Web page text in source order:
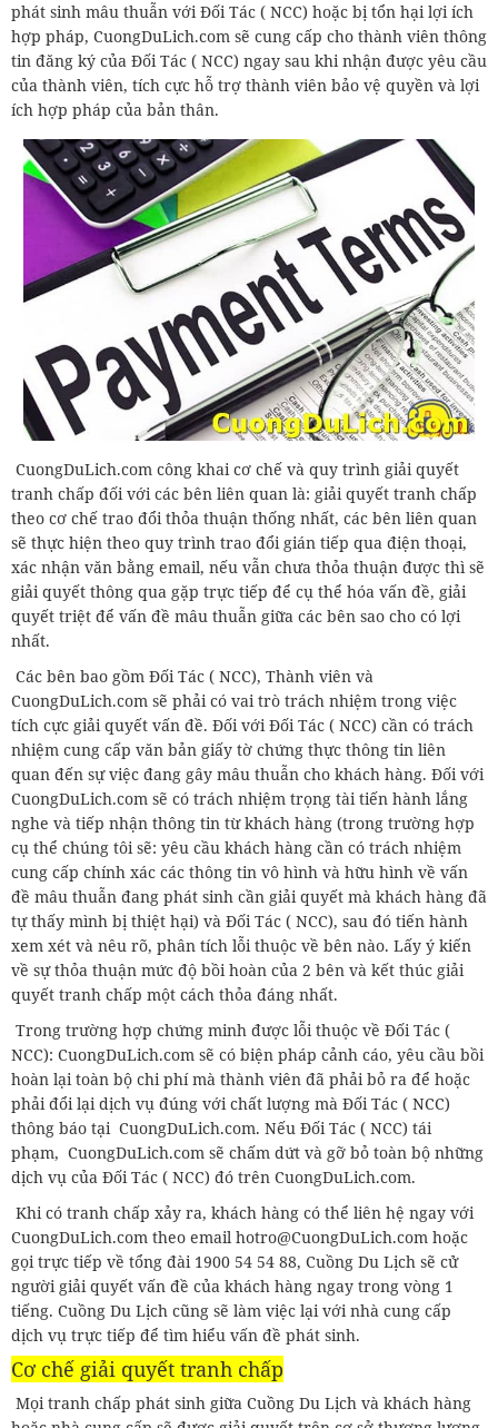
phát sinh mâu thuẫn với Đối Tác ( NCC) hoặc bị tổn hại lợi ích
hợp pháp, CuongDuLich.com sẽ cung cấp cho thành viên thông
tin đăng ký của Đối Tác ( NCC) ngay sau khi nhận được yêu cầu
của thành viên, tích cực hỗ trợ thành viên bảo vệ quyền và lợi
ích hợp pháp của bản thân.
CuongDuLich.com công khai cơ chế và quy trình giải quyết
tranh chấp đối với các bên liên quan là: giải quyết tranh chấp
theo cơ chế trao đổi thỏa thuận thống nhất, các bên liên quan
sẽ thực hiện theo quy trình trao đổi gián tiếp qua điện thoại,
xác nhận văn bằng email, nếu vẫn chưa thỏa thuận được thì sẽ
giải quyết thông qua gặp trực tiếp để cụ thể hóa vấn đề, giải
quyết triệt để vấn đề mâu thuẫn giữa các bên sao cho có lợi
nhất.
Các bên bao gồm Đối Tác ( NCC), Thành viên và
CuongDuLich.com sẽ phải có vai trò trách nhiệm trong việc
tích cực giải quyết vấn đề. Đối với Đối Tác ( NCC) cần có trách
nhiệm cung cấp văn bản giấy tờ chứng thực thông tin liên
quan đến sự việc đang gây mâu thuẫn cho khách hàng. Đối với
CuongDuLich.com sẽ có trách nhiệm trọng tài tiến hành lắng
nghe và tiếp nhận thông tin từ khách hàng (trong trường hợp
cụ thể chúng tôi sẽ: yêu cầu khách hàng cần có trách nhiệm
cung cấp chính xác các thông tin vô hình và hữu hình về vấn
đề mâu thuẫn đang phát sinh cần giải quyết mà khách hàng đã
tự thấy mình bị thiệt hại) và Đối Tác ( NCC), sau đó tiến hành
xem xét và nêu rõ, phân tích lỗi thuộc về bên nào. Lấy ý kiến
về sự thỏa thuận mức độ bồi hoàn của 2 bên và kết thúc giải
quyết tranh chấp một cách thỏa đáng nhất.
Trong trường hợp chứng minh được lỗi thuộc về Đối Tác (
NCC): CuongDuLich.com sẽ có biện pháp cảnh cáo, yêu cầu bồi
hoàn lại toàn bộ chi phí mà thành viên đã phải bỏ ra để hoặc
phải đổi lại dịch vụ đúng với chất lượng mà Đối Tác ( NCC)
thông báo tại CuongDuLich.com. Nếu Đối Tác ( NCC) tái
phạm, CuongDuLich.com sẽ chấm dứt và gỡ bỏ toàn bộ những
dịch vụ của Đối Tác ( NCC) đó trên CuongDuLich.com.
Khi có tranh chấp xảy ra, khách hàng có thể liên hệ ngay với
CuongDuLich.com theo email hotro@CuongDuLich.com hoặc
gọi trực tiếp về tổng đài 1900 54 54 88, Cuồng Du Lịch sẽ cử
người giải quyết vấn đề của khách hàng ngay trong vòng 1
tiếng. Cuồng Du Lịch cũng sẽ làm việc lại với nhà cung cấp
dịch vụ trực tiếp để tìm hiểu vấn đề phát sinh.
Cơ chế giải quyết tranh chấp
Mọi tranh chấp phát sinh giữa Cuồng Du Lịch và khách hàng